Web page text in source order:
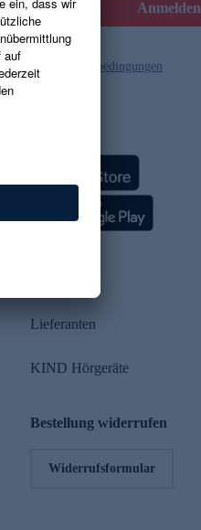
Anmelden
und die Gutscheinbedingungen
Lieferanten
KIND Hörgeräte
Bestellung widerrufen
Widerrufsformular